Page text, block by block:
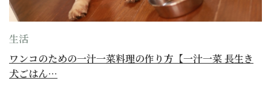
生活
ワンコのための一汁一菜料理の作り方【一汁一菜 長生き
犬ごはん…